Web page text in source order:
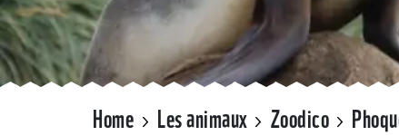
Home Les animaux Zoodico